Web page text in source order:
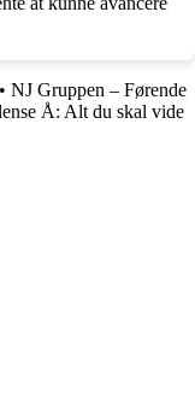
• NJ Gruppen – Førende
Å: Alt du skal vide